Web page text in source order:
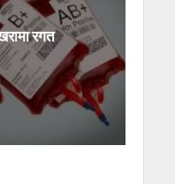
रगत